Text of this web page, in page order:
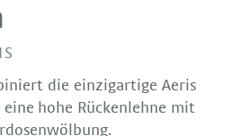
die einzigartige Aeris
hohe Rückenlehne mit